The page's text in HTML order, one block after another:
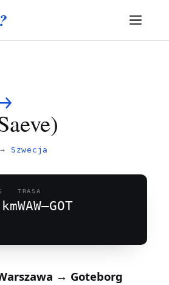
→ Szwecja
TRASA
WAW–GOT
→ Goteborg